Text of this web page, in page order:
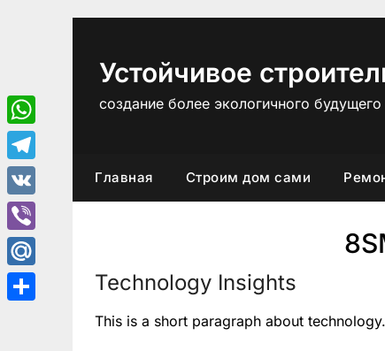
Устойчивое
создание более экологичного будущего
Главная Строим дом сами
Technology Insights
This is a short paragraph about
WhatsApp
Telegram
VK
Viber
Mail.Ru